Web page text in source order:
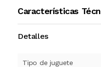
Características
Detalles
Tipo de juguete